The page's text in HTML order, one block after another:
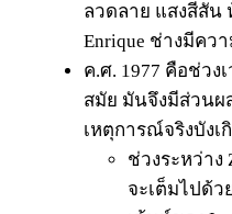
ลวดลาย แสงสีสัน
Enrique ช่างมีคว
ค.ศ. 1977 คือช่วง
สมัย มันจึงมีส่วนผ
เหตุการณ์จริงบังเ
ช่วงระหว่าง
จะเต็มไปด้